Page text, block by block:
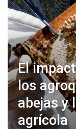
El
los
abejas y
agrícola